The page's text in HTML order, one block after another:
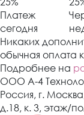
Платеж
сегодня
Никаких
обычная оплата
Подробнее на
ООО А-4
Россия, г.
д.18, к. 3, этаж/